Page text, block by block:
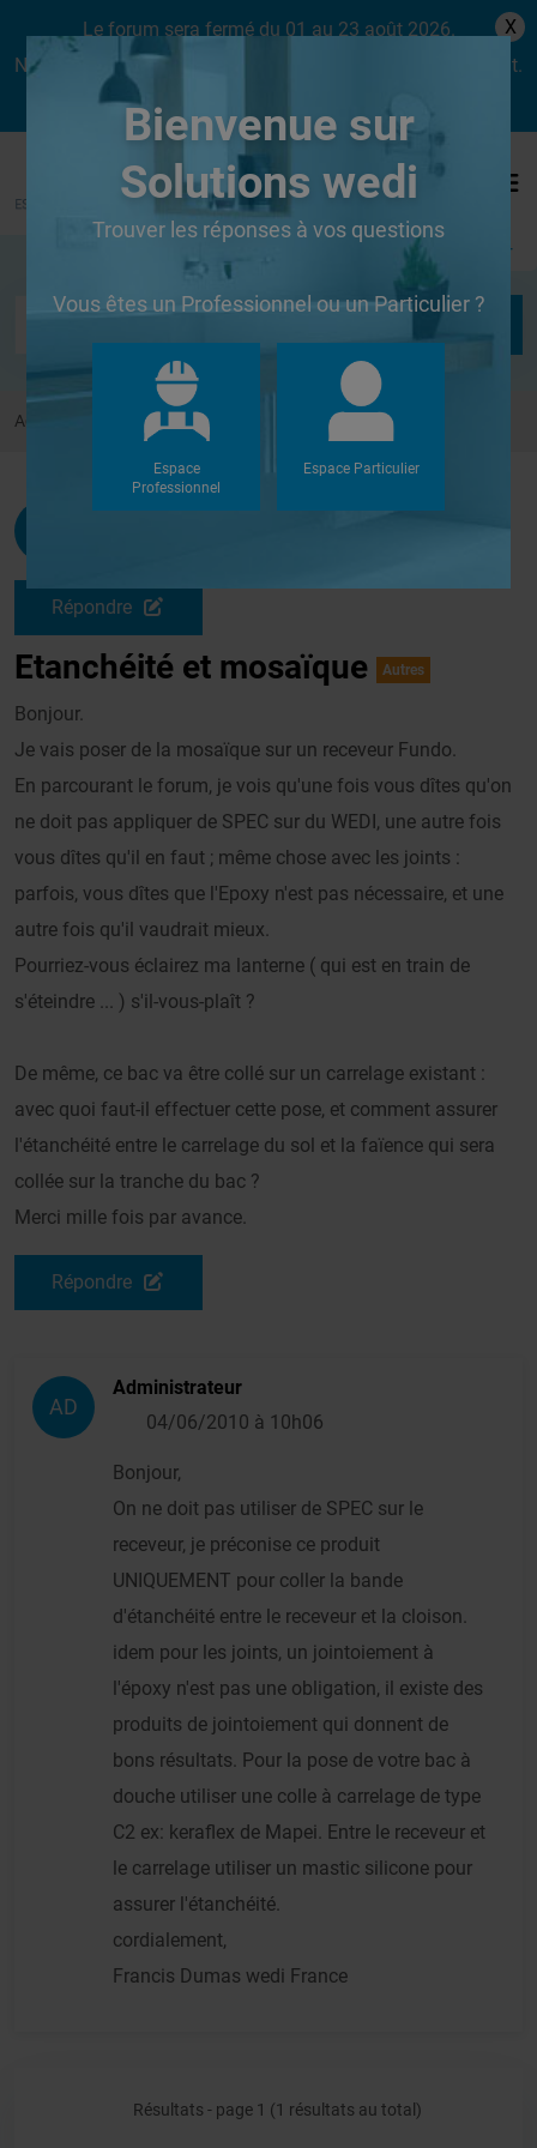
Le forum sera fermé du 01 au 23 août 2026.
Nous aurons le plaisir de vous retrouver dès le lundi 24 août.
X
Se connecter
Accueil Forums Autres Etanchéité et mosaïque
Ugnon
Répondre
Etanchéité et mosaïque Autres
Bonjour.
Je vais poser de la mosaïque sur un receveur Fundo.
En parcourant le forum, je vois qu'une fois vous dîtes qu'on
ne doit pas appliquer de SPEC sur du WEDI, une autre fois
vous dîtes qu'il en faut ; même chose avec les joints :
parfois, vous dîtes que l'Epoxy n'est pas nécessaire, et une
autre fois qu'il vaudrait mieux.
Pourriez-vous éclairez ma lanterne ( qui est en train de
s'éteindre ... ) s'il-vous-plaît ?
De même, ce bac va être collé sur un carrelage existant :
avec quoi faut-il effectuer cette pose, et comment assurer
l'étanchéité entre le carrelage du sol et la faïence qui sera
collée sur la tranche du bac ?
Merci mille fois par avance.
Répondre
AD
Administrateur
04/06/2010 à 10h06
Bonjour,
On ne doit pas utiliser de SPEC sur le
receveur, je préconise ce produit
UNIQUEMENT pour coller la bande
d'étanchéité entre le receveur et la cloison.
idem pour les joints, un jointoiement à
l'époxy n'est pas une obligation, il existe des
produits de jointoiement qui donnent de
bons résultats. Pour la pose de votre bac à
douche utiliser une colle à carrelage de type
C2 ex: keraflex de Mapei. Entre le receveur et
le carrelage utiliser un mastic silicone pour
assurer l'étanchéité.
cordialement,
Francis Dumas wedi France
Résultats - page 1 (1 résultats au total)
Bienvenue sur
Solutions wedi
Trouver les réponses à vos questions
Vous êtes un Professionnel ou un Particulier ?
Espace
Professionnel
Espace Particulier